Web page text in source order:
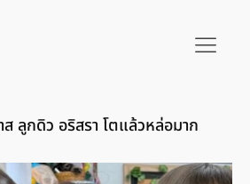
ส ลูกดิว อริสรา โตแล้วหล่อมาก